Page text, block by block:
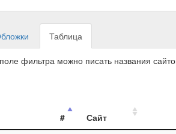
Таблица
фильтра можно писать названия
#
Сайт